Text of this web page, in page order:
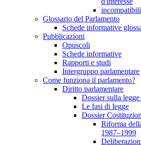
Glossario del Parlamento
Schede informative
Pubblicazioni
Opuscoli
Schede informative
Rapporti e studi
Intergruppo parlamentare
Come funziona il parlamento?
Diritto parlamentare
Dossier sulla
Le fasi di legge
Dossier
Riforma
1987–1999